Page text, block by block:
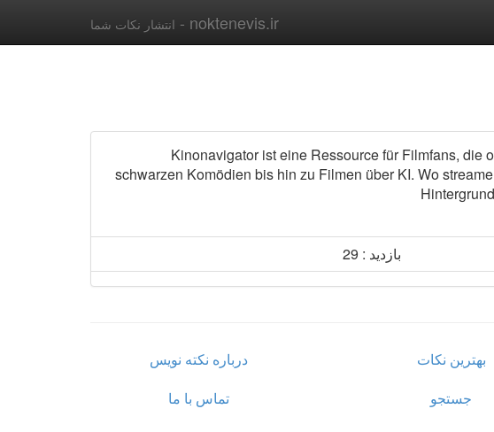
noktenevis.ir - انتشار نکات شما
Kinonavigator ist eine Ressource für Filmfans, die
schwarzen Komödien bis hin zu Filmen über KI. Wo
بازدید : 29
بهترین نکات
جستجو
درباره نکته نویس
تماس با ما